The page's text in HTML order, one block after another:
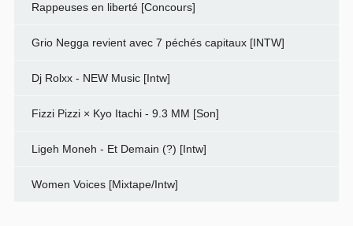
Rappeuses en liberté [Concours]
Grio Negga revient avec 7 péchés capitaux [INTW]
Dj Rolxx - NEW Music [Intw]
Fizzi Pizzi × Kyo Itachi - 9.3 MM [Son]
Ligeh Moneh - Et Demain (?) [Intw]
Women Voices [Mixtape/Intw]